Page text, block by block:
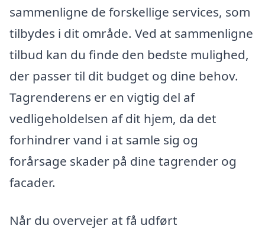
sammenligne de forskellige services, som
tilbydes i dit område. Ved at sammenligne
tilbud kan du finde den bedste mulighed,
der passer til dit budget og dine behov.
Tagrenderens er en vigtig del af
vedligeholdelsen af dit hjem, da det
forhindrer vand i at samle sig og
forårsage skader på dine tagrender og
facader.
Når du overvejer at få udført